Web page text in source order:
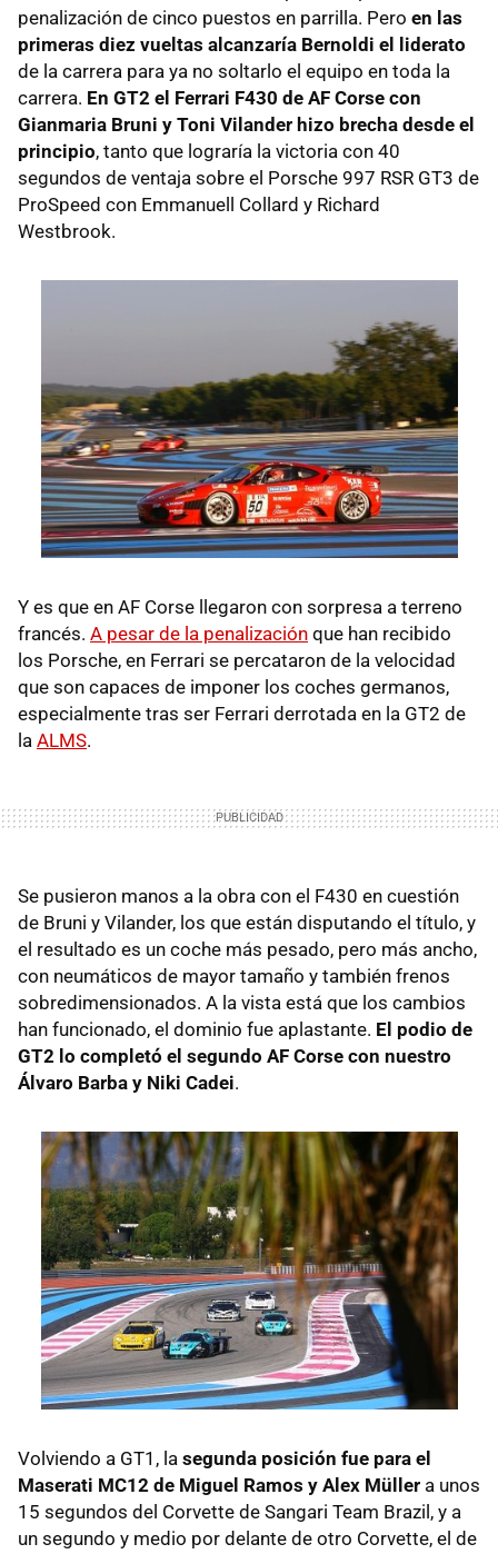
penalización de cinco puestos en parrilla. Pero en las
primeras diez vueltas alcanzaría Bernoldi el liderato
de la carrera para ya no soltarlo el equipo en toda la
carrera. En GT2 el Ferrari F430 de AF Corse con
Gianmaria Bruni y Toni Vilander hizo brecha desde el
principio, tanto que lograría la victoria con 40
segundos de ventaja sobre el Porsche 997 RSR GT3 de
ProSpeed con Emmanuell Collard y Richard
Westbrook.
Y es que en AF Corse llegaron con sorpresa a terreno
francés. A pesar de la penalización que han recibido
los Porsche, en Ferrari se percataron de la velocidad
que son capaces de imponer los coches germanos,
especialmente tras ser Ferrari derrotada en la GT2 de
la ALMS.
Se pusieron manos a la obra con el F430 en cuestión
de Bruni y Vilander, los que están disputando el título, y
el resultado es un coche más pesado, pero más ancho,
con neumáticos de mayor tamaño y también frenos
sobredimensionados. A la vista está que los cambios
han funcionado, el dominio fue aplastante. El podio de
GT2 lo completó el segundo AF Corse con nuestro
Álvaro Barba y Niki Cadei.
Volviendo a GT1, la segunda posición fue para el
Maserati MC12 de Miguel Ramos y Alex Müller a unos
15 segundos del Corvette de Sangari Team Brazil, y a
un segundo y medio por delante de otro Corvette, el de